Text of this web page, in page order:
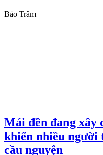
Bảo Trâm
Mái đền đang xây
khiến nhiều người
cầu nguyện